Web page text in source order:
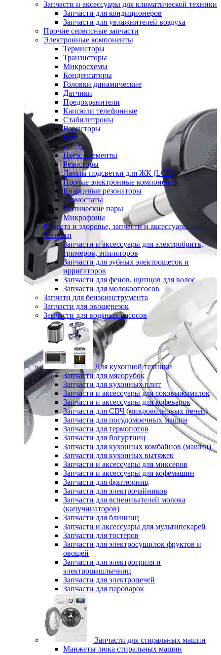
Запчасти и аксессуары для климатической техники
Запчасти для кондиционеров
Запчасти для увлажнителей воздуха
Прочие сервисные запчасти
Электронные компоненты
Термисторы
Транзисторы
Микросхемы
Конденсаторы
Головки динамические
Датчики
Предохранители
Капсюли телефонные
Стабилитроны
Варисторы
Реле
Диоды
Пьезо элементы
Резисторы
Лампы подсветки для ЖК (LCD)
Прочие электронные компоненты
Кварцевые резонаторы
Термостаты
Оптические пары
Микрофоны
Красота и здоровье, запчасти и аксессуары для
техники
Запчасти и аксессуары для электробритв,
тримеров, эпиляторов
Запчасти для зубных электрощеток и
ирригаторов
Запчасти для фенов, щипцов для волос
Запчасти для молокоотсосов
Запчати для бензоинструмента
Запчасти для овощерезок
Запчасти для водяных насосов
Для кухонной техники
Запчасти для мясорубок
Запчасти для кухонных плит
Запчасти и аксессуары для соковыжималок
Запчасти и аксессуары для кофеварок
Запчасти для СВЧ (микроволновых печей)
Запчасти для посудомоечных машин
Запчасти для термопотов
Запчасти для йогуртниц
Запчасти для кухонных комбайнов (машин)
Запчасти для кухонных вытяжек
Запчасти и аксессуары для миксеров
Запчасти и аксессуары для кофемашин
Запчасти для фритюрниц
Запчасти для электрочайников
Запчасти для вспенивателей молока
(капучинаторов)
Запчасти для блинниц
Запчасти и аксессуары для мультипекарей
Запчасти для тостеров
Запчасти для электросушилок фруктов и
овощей
Запчасти для электрогриля и
электрошашлычниц
Запчасти для электропечей
Запчасти для пароварок
Запчасти для стиральных машин
Манжеты люка стиральных машин